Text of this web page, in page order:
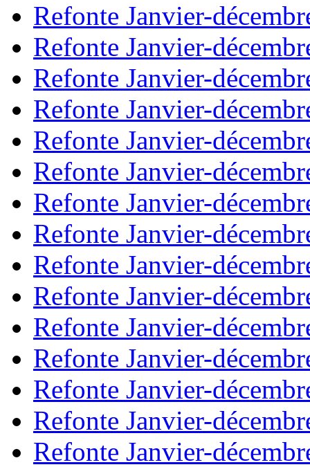
Refonte Janvier-
Refonte Janvier-
Refonte Janvier-
Refonte Janvier-
Refonte Janvier-
Refonte Janvier-
Refonte Janvier-
Refonte Janvier-
Refonte Janvier-
Refonte Janvier-
Refonte Janvier-
Refonte Janvier-
Refonte Janvier-
Refonte Janvier-
Refonte Janvier-